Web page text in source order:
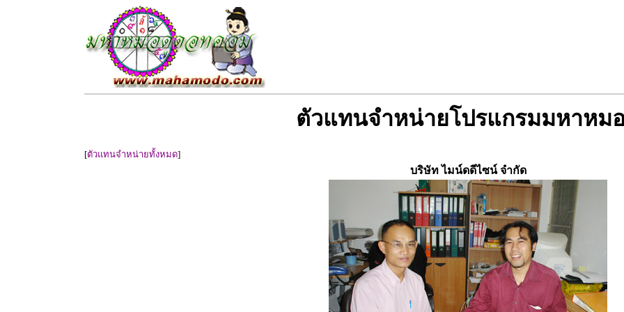
ตัวแทนจำหน่ายโปรแกรมมหาหม
[ตัวแทนจำหน่ายทั้งหมด]
บริษัท ไมน์ดดีไซน์ จำกัด